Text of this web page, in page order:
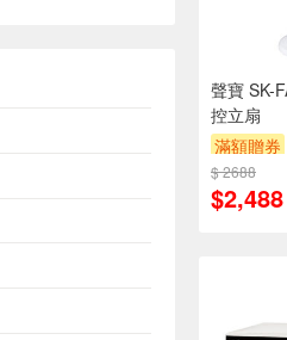
聲寶 SK-
控立扇
滿額贈券
$ 2688
$2,488